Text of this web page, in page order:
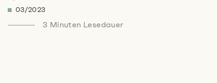
03/2023
3 Minuten Lesedauer
unterhalten.